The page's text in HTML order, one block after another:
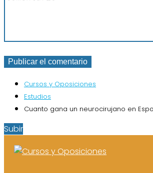
Cursos y Oposiciones
Estudios
Cuanto gana un neurocirujano en
Subir